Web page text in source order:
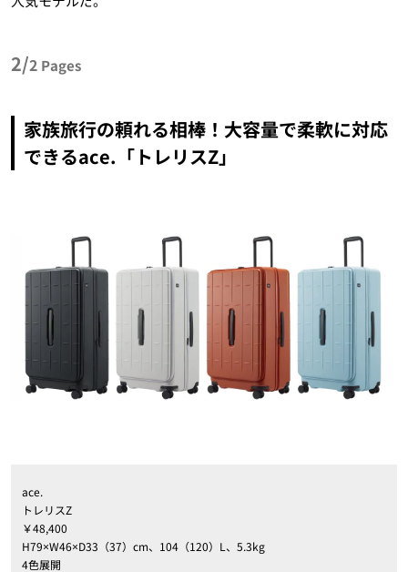
2/2 Pages
家族旅行の頼れる相棒！大容量で柔軟に対応
できるace.「トレリスZ」
ace.
トレリスZ
￥48,400
H79×W46×D33（37）cm、104（120）L、5.3kg
4色展開